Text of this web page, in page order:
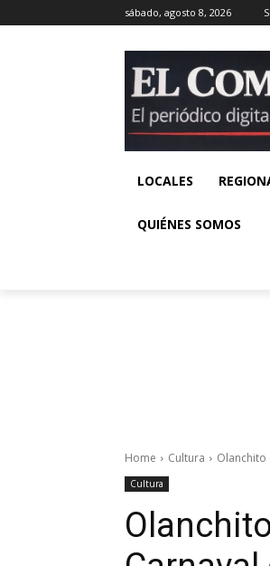
sábado, agosto 8, 2026
LOCALES
QUIÉNES SOMOS
Home Cultura Olanchito
Cultura